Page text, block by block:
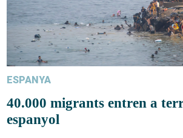
ESPANYA
40.000 migrants entren a
espanyol